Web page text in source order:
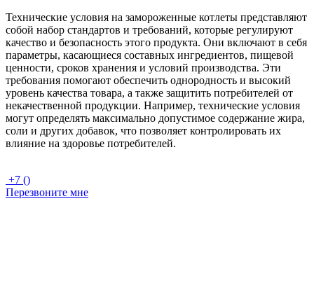
Технические условия на замороженные котлеты представляют
собой набор стандартов и требований, которые регулируют
качество и безопасность этого продукта. Они включают в себя
параметры, касающиеся составных ингредиентов, пищевой
ценности, сроков хранения и условий производства. Эти
требования помогают обеспечить однородность и высокий
уровень качества товара, а также защитить потребителей от
некачественной продукции. Например, технические условия
могут определять максимально допустимое содержание жира,
соли и других добавок, что позволяет контролировать их
влияние на здоровье потребителей.
+7 ()
Перезвоните мне